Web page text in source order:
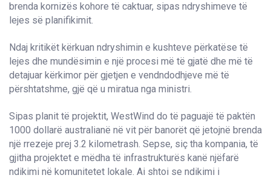
brenda kornizës kohore të caktuar, sipas ndryshimeve të
lejes së planifikimit.
Ndaj kritikët kërkuan ndryshimin e kushteve përkatëse të
lejes dhe mundësimin e një procesi më të gjatë dhe më të
detajuar kërkimor për gjetjen e vendndodhjeve më të
përshtatshme, gjë që u miratua nga ministri.
Sipas planit të projektit, WestWind do të paguajë të paktën
1000 dollarë australianë në vit për banorët që jetojnë brenda
një rrezeje prej 3.2 kilometrash. Sepse, siç tha kompania, të
gjitha projektet e mëdha të infrastrukturës kanë njëfarë
ndikimi në komunitetet lokale. Ai shtoi se ndikimi i